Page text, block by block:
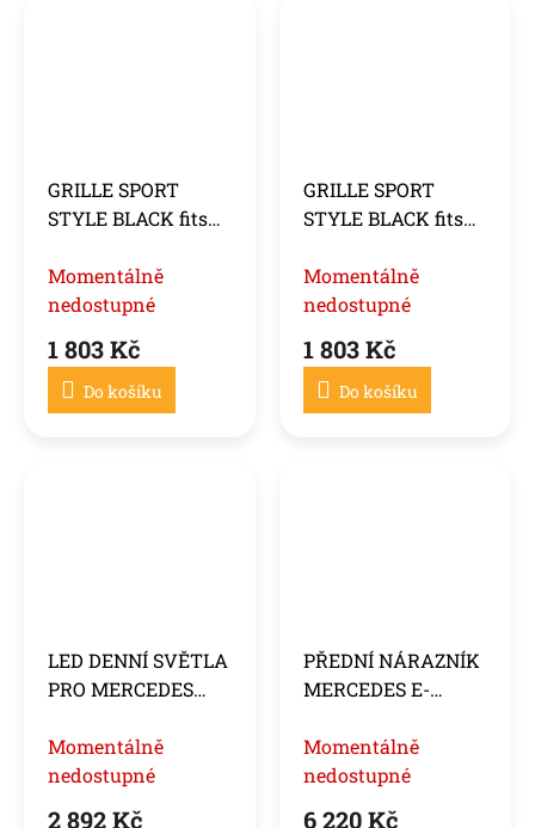
GRILLE SPORT
STYLE BLACK fits
A207 13-17
Momentálně
nedostupné
1 803 Kč
Do košíku
GRILLE SPORT
STYLE BLACK fits
A207 09-13
Momentálně
nedostupné
1 803 Kč
Do košíku
LED DENNÍ SVĚTLA
PRO MERCEDES
/ C207 / SLK R172 /
W212
Momentálně
nedostupné
2 892 Kč
PŘEDNÍ NÁRAZNÍK
MERCEDES E-
/ A207 CABRIO
2009-2013
Momentálně
nedostupné
6 220 Kč